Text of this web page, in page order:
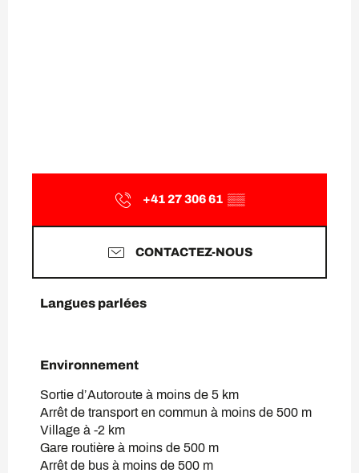
+41 27 306 61 ▒▒
CONTACTEZ-NOUS
Langues parlées
Langues parlées
Environnement
Environnement
Sortie d’Autoroute à moins de 5 km
Arrêt de transport en commun à moins de 500 m
Village à -2 km
Gare routière à moins de 500 m
Arrêt de bus à moins de 500 m